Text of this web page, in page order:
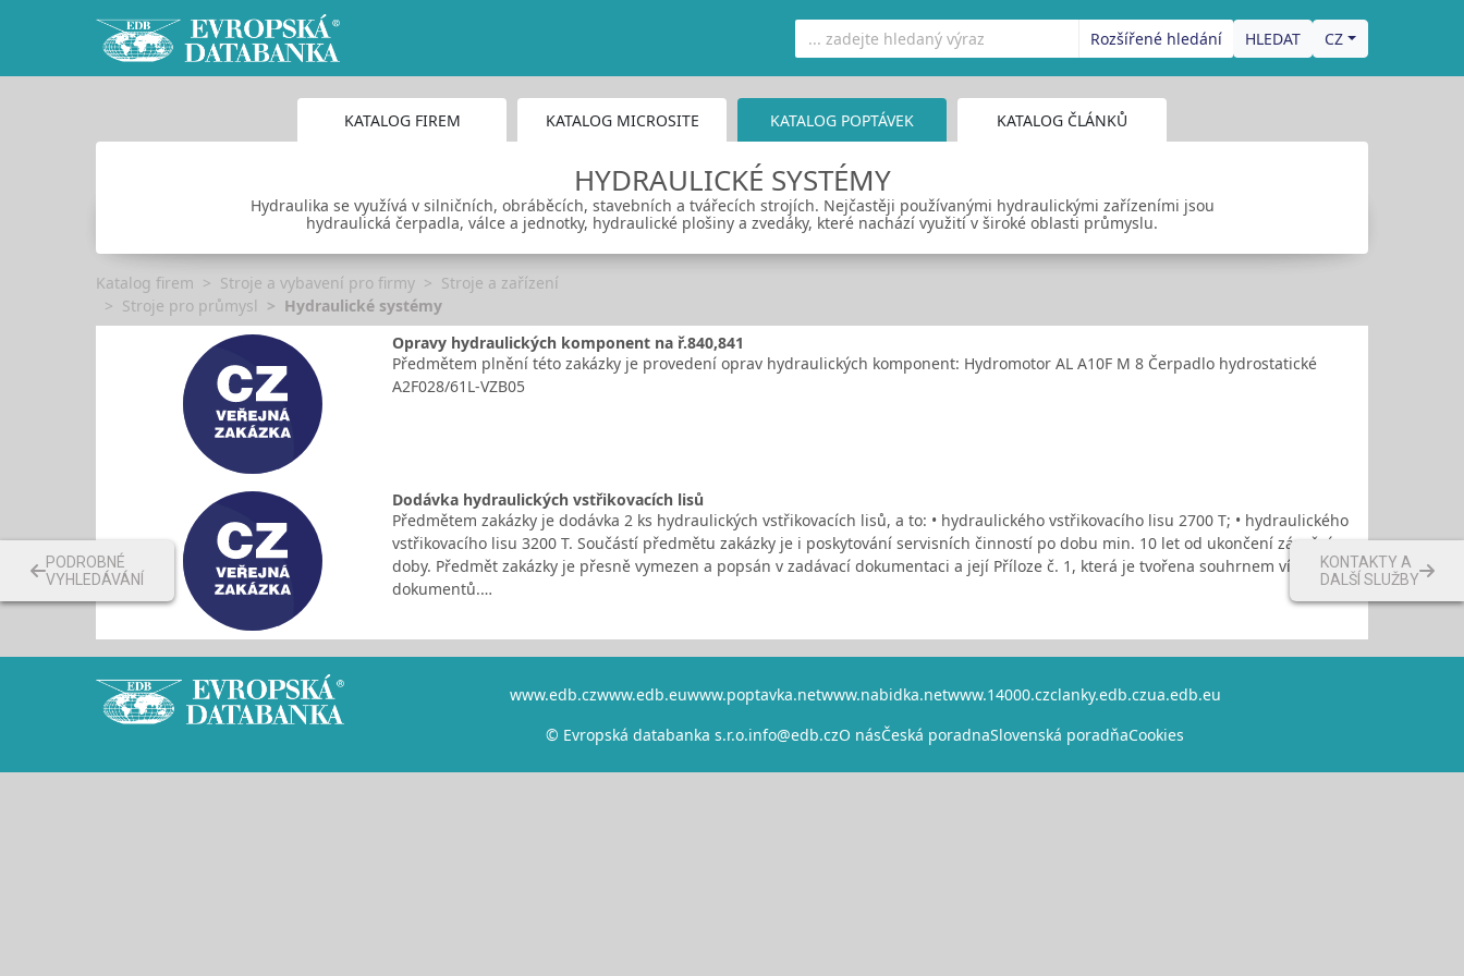
Rozšířené hledání CZ
KATALOG FIREM KATALOG MICROSITE KATALOG POPTÁVEK KATALOG ČLÁNKŮ
HYDRAULICKÉ SYSTÉMY
Hydraulika se využívá v silničních, obráběcích, stavebních a tvářecích strojích. Nejčastěji používanými hydraulickými zařízeními jsou
hydraulická čerpadla, válce a jednotky, hydraulické plošiny a zvedáky, které nachází využití v široké oblasti průmyslu.
Katalog firem Stroje a vybavení pro firmy
Stroje a zařízení
Stroje pro průmysl
Hydraulické systémy
Opravy hydraulických komponent na ř.840,841
Předmětem plnění této zakázky je provedení oprav hydraulických komponent: Hydromotor AL A10F M 8 Čerpadlo hydrostatické
A2F028/61L-VZB05
Dodávka hydraulických vstřikovacích lisů
Předmětem zakázky je dodávka 2 ks hydraulických vstřikovacích lisů, a to: • hydraulického vstřikovacího lisu 2700 T; • hydraulického
vstřikovacího lisu 3200 T. Součástí předmětu zakázky je i poskytování servisních činností po dobu min. 10 let od ukončení záruční
doby. Předmět zakázky je přesně vymezen a popsán v zadávací dokumentaci a její Příloze č. 1, která je tvořena souhrnem více
dokumentů.…
www.edb.czwww.edb.euwww.poptavka.netwww.nabidka.netwww.14000.czclanky.edb.czua.edb.eu
© Evropská databanka s.r.o.info@edb.czO násČeská poradnaSlovenská poradňaCookies
KONTAKTY A
DALŠÍ SLUŽBY
PODROBNÉ
VYHLEDÁVÁNÍ